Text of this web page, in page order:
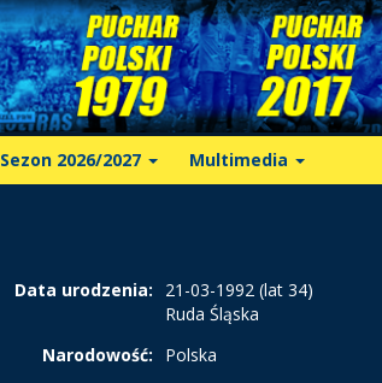
Sezon 2026/2027 Multimedia
Data urodzenia:
21-03-1992 (lat 34)
Ruda Śląska
Narodowość:
Polska